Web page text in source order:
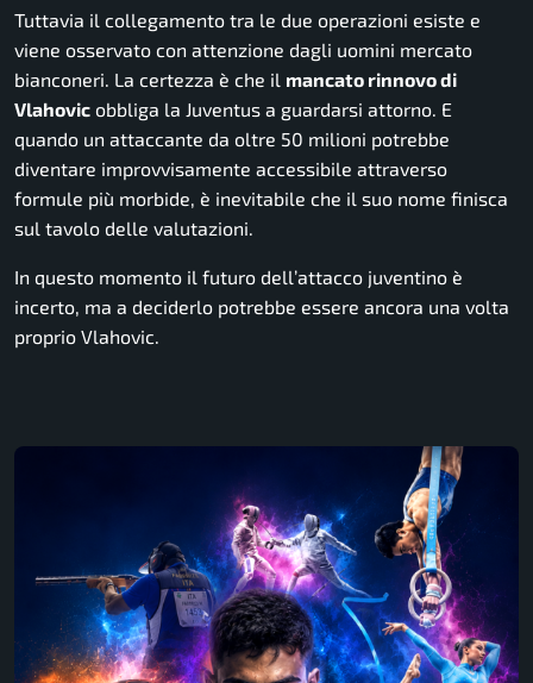
Tuttavia il collegamento tra le due operazioni esiste e
viene osservato con attenzione dagli uomini mercato
bianconeri. La certezza è che il mancato rinnovo di
Vlahovic obbliga la Juventus a guardarsi attorno. E
quando un attaccante da oltre 50 milioni potrebbe
diventare improvvisamente accessibile attraverso
formule più morbide, è inevitabile che il suo nome finisca
sul tavolo delle valutazioni.
In questo momento il futuro dell’attacco juventino è
incerto, ma a deciderlo potrebbe essere ancora una volta
proprio Vlahovic.